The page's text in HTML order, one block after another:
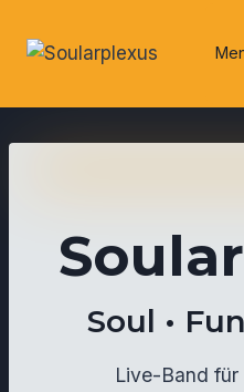
Inhalt
Soul •
Live-Band